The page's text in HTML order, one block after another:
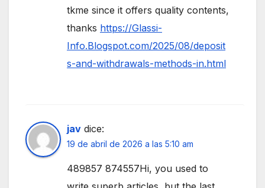
tkme since it offers quality contents,
thanks https://Glassi-
Info.Blogspot.com/2025/08/deposit
s-and-withdrawals-methods-in.html
jav dice:
19 de abril de 2026 a las 5:10 am
489857 874557Hi, you used to